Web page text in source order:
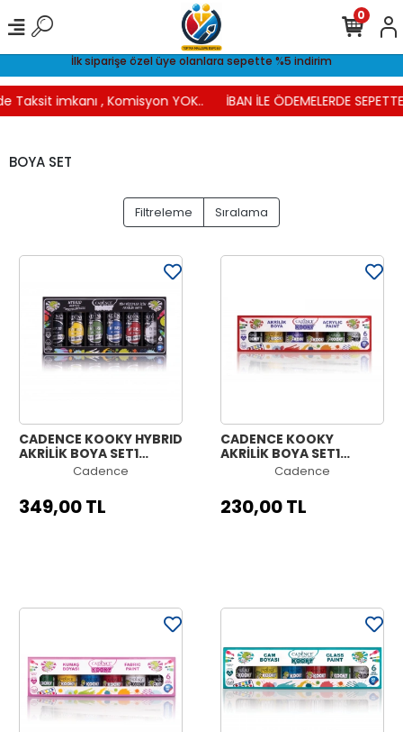
İlk siparişe özel üye olanlara sepette %5 indirim
imkanı , Komisyon YOK.. İBAN İLE ÖDEMELERDE SEPETTE
0
BOYA SET
Filtreleme Sıralama
CADENCE KOOKY HYBRID
AKRİLİK BOYA SET1
Cadence
349,00 TL
CADENCE KOOKY
AKRİLİK BOYA SET1
Cadence
230,00 TL